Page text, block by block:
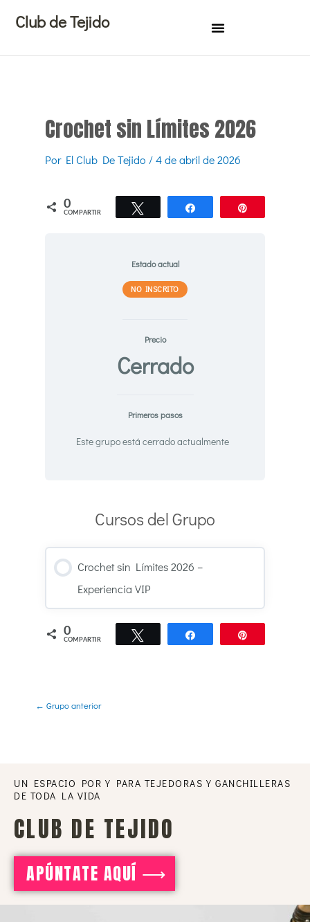
contenido
Club de Tejido
Crochet sin Límites 2026
Por El Club De Tejido /4 de abril de 2026
0
COMPARTIR
Twittear Compartir
Estado actual
NO INSCRITO
Precio
Cerrado
Primeros pasos
Este grupo está cerrado actualmente
Cursos del Grupo
Crochet sin Límites 2026 –
Experiencia VIP
PROGRESO DEL CURSO
0% COMPLETADO
0
COMPARTIR
Twittear Compartir
← Grupo anterior
UN ESPACIO POR Y PARA TEJEDORAS Y GANCHILLERAS
DE TODA LA VIDA
CLUB DE TEJIDO
APÚNTATE AQUÍ ⟶